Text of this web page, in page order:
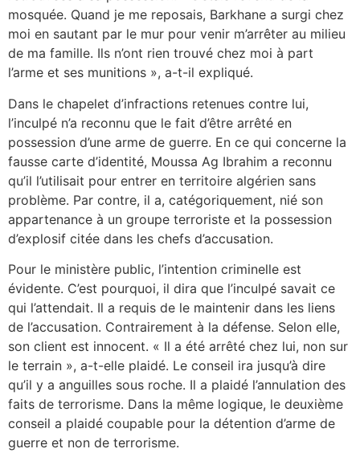
mosquée. Quand je me reposais, Barkhane a surgi chez
moi en sautant par le mur pour venir m’arrêter au milieu
de ma famille. Ils n’ont rien trouvé chez moi à part
l’arme et ses munitions », a-t-il expliqué.
Dans le chapelet d’infractions retenues contre lui,
l’inculpé n’a reconnu que le fait d’être arrêté en
possession d’une arme de guerre. En ce qui concerne la
fausse carte d’identité, Moussa Ag Ibrahim a reconnu
qu’il l’utilisait pour entrer en territoire algérien sans
problème. Par contre, il a, catégoriquement, nié son
appartenance à un groupe terroriste et la possession
d’explosif citée dans les chefs d’accusation.
Pour le ministère public, l’intention criminelle est
évidente. C’est pourquoi, il dira que l’inculpé savait ce
qui l’attendait. Il a requis de le maintenir dans les liens
de l’accusation. Contrairement à la défense. Selon elle,
son client est innocent. « Il a été arrêté chez lui, non sur
le terrain », a-t-elle plaidé. Le conseil ira jusqu’à dire
qu’il y a anguilles sous roche. Il a plaidé l’annulation des
faits de terrorisme. Dans la même logique, le deuxième
conseil a plaidé coupable pour la détention d’arme de
guerre et non de terrorisme.